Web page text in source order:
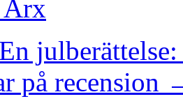
på recension